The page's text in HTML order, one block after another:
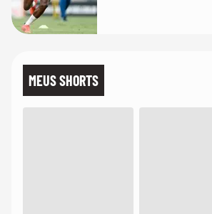
MEUS SHORTS